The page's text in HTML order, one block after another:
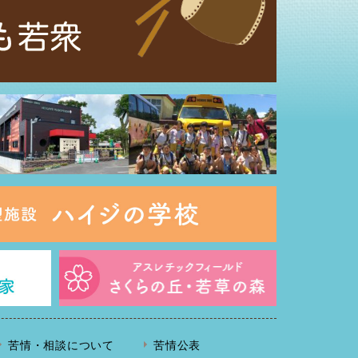
苦情・相談について 苦情公表